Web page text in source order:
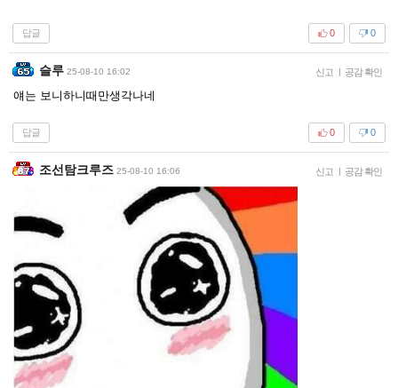
답글 0
0
슬루 25-08-10 16:02 신고 | 공감 확인
얘는 보니하니때만생각나네
답글 0
0
조선탐크루즈 25-08-10 16:06 신고 | 공감 확인